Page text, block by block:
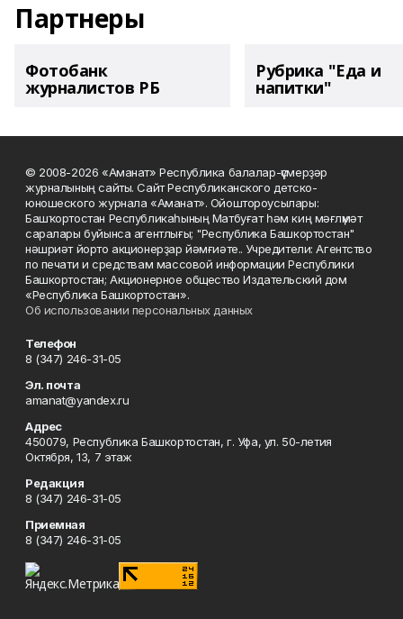
Партнеры
Фотобанк
журналистов РБ
Рубрика "Еда и
напитки"
© 2008-2026 «Аманат» Республика балалар-үҫмерҙәр
журналының сайты. Сайт Республиканского детско-
юношеского журнала «Аманат». Ойоштороусылары:
Башҡортостан Республикаһының Матбуғат һәм киң мәғлүмәт
саралары буйынса агентлығы; "Республика Башкортостан"
нәшриәт йорто акционерҙар йәмғиәте.. Учредители: Агентство
по печати и средствам массовой информации Республики
Башкортостан; Акционерное общество Издательский дом
«Республика Башкортостан».
Об использовании персональных данных
Телефон
8 (347) 246-31-05
Эл. почта
amanat@yandex.ru
Адрес
450079, Республика Башкортостан, г. Уфа, ул. 50-летия
Октября, 13, 7 этаж
Редакция
8 (347) 246-31-05
Приемная
8 (347) 246-31-05